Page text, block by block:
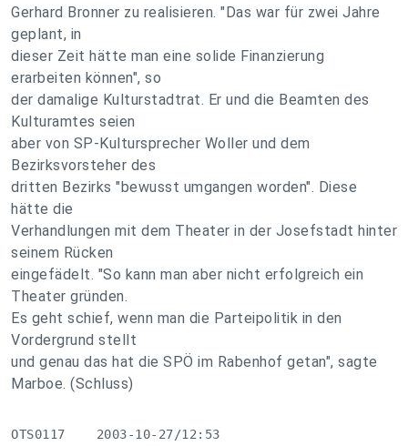
Gerhard Bronner zu realisieren. "Das war für zwei Jahre
geplant, in
dieser Zeit hätte man eine solide Finanzierung
erarbeiten können", so
der damalige Kulturstadtrat. Er und die Beamten des
Kulturamtes seien
aber von SP-Kultursprecher Woller und dem
Bezirksvorsteher des
dritten Bezirks "bewusst umgangen worden". Diese
hätte die
Verhandlungen mit dem Theater in der Josefstadt hinter
seinem Rücken
eingefädelt. "So kann man aber nicht erfolgreich ein
Theater gründen.
Es geht schief, wenn man die Parteipolitik in den
Vordergrund stellt
und genau das hat die SPÖ im Rabenhof getan", sagte
Marboe. (Schluss)
OTS0117    2003-10-27/12:53